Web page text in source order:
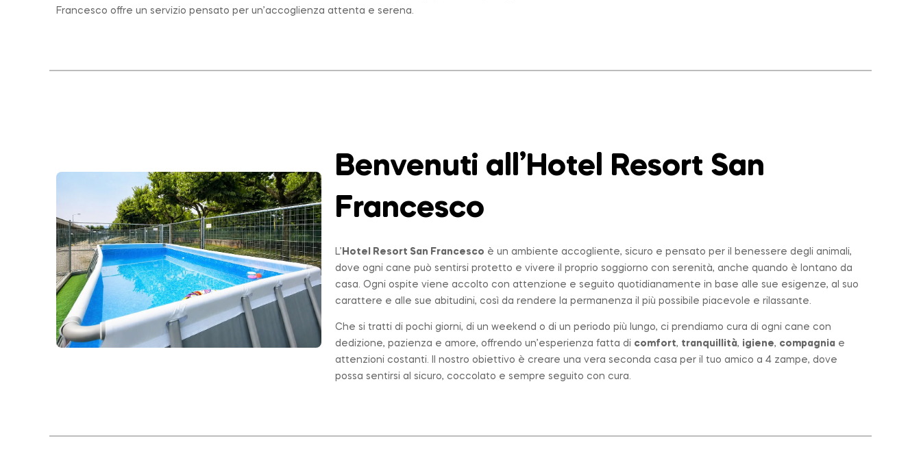
Francesco offre un servizio pensato per un’accoglienza attenta e serena.
Benvenuti all’Hotel Resort San
Francesco
L’ Hotel Resort San Francesco è un ambiente accogliente, sicuro e pensato per il benessere degli animali,
dove ogni cane può sentirsi protetto e vivere il proprio soggiorno con serenità, anche quando è lontano da
casa. Ogni ospite viene accolto con attenzione e seguito quotidianamente in base alle sue esigenze, al suo
carattere e alle sue abitudini, così da rendere la permanenza il più possibile piacevole e rilassante.
Che si tratti di pochi giorni, di un weekend o di un periodo più lungo, ci prendiamo cura di ogni cane con
dedizione, pazienza e amore, offrendo un’esperienza fatta di comfort, tranquillità, igiene, compagniae
attenzioni costanti. Il nostro obiettivo è creare una vera seconda casa per il tuo amico a 4 zampe, dove
possa sentirsi al sicuro, coccolato e sempre seguito con cura.